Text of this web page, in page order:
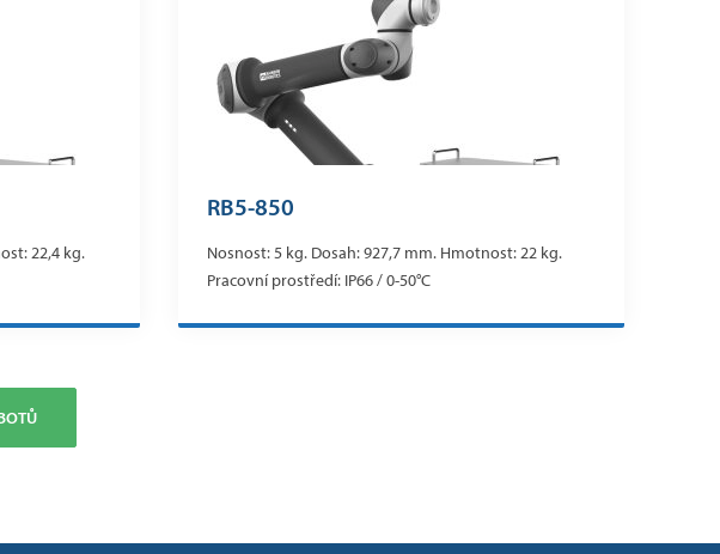
22,4 kg.
RB5-850
Nosnost: 5 kg. Dosah: 927,7 mm. Hmotnost: 22 kg.
Pracovní prostředí: IP66 / 0-50°C